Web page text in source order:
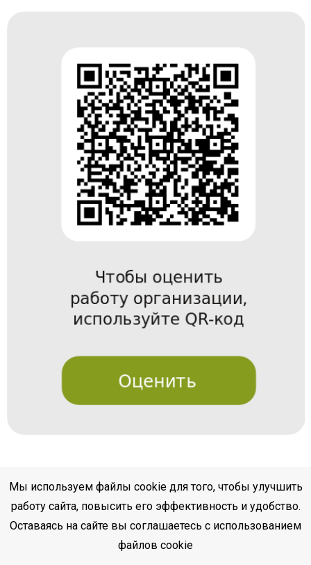
Мы используем файлы cookie для того, чтобы улучшить
работу сайта, повысить его эффективность и удобство.
Оставаясь на сайте вы соглашаетесь с использованием
файлов cookie